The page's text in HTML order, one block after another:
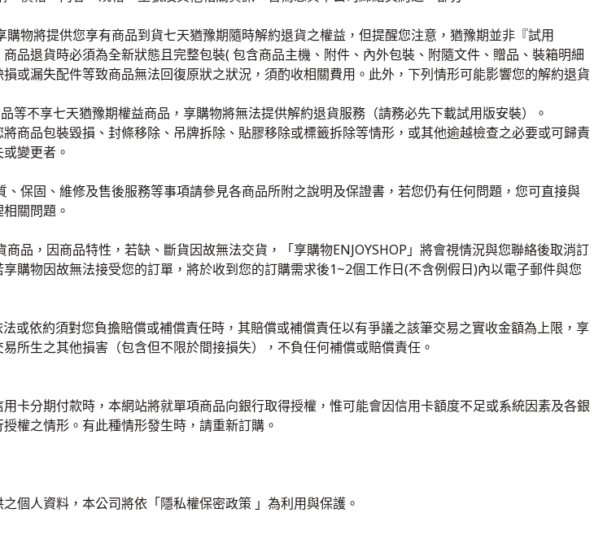
購物將提供您享有商品到貨七天猶豫期隨時解約退貨之權益，但提醒您注意，猶豫期並非『試用
品退貨時必須為全新狀態且完整包裝( 包含商品主機、附件、內外包裝、附隨文件、贈品、裝箱明細
或漏失配件等致商品無法回復原狀之狀況，須酌收相關費用。此外，下列情形可能影響您的解約退貨
等不享七天猶豫期權益商品，享購物將無法提供解約退貨服務（請務必先下載試用版安裝）。
商品包裝毀損、封條移除、吊牌拆除、貼膠移除或標籤拆除等情形，或其他逾越檢查之必要或可歸責
變更者。
、保固、維修及售後服務等事項請參見各商品所附之說明及保證書，若您仍有任何問題，您可直接與
關問題。
品，因商品特性，若缺、斷貨因故無法交貨，「享購物ENJOYSHOP」將會視情況與您聯絡後取消訂
購物因故無法接受您的訂單，將於收到您的訂購需求後1~2個工作日(不含例假日)內以電子郵件與您
法或依約須對您負擔賠償或補償責任時，其賠償或補償責任以有爭議之該筆交易之實收金額為上限，享
所生之其他損害（包含但不限於間接損失），不負任何補償或賠償責任。
卡分期付款時，本網站將就單項商品向銀行取得授權，惟可能會因信用卡額度不足或系統因素及各銀
權之情形。有此種情形發生時，請重新訂購。
個人資料，本公司將依「隱私權保密政策 」為利用與保護。